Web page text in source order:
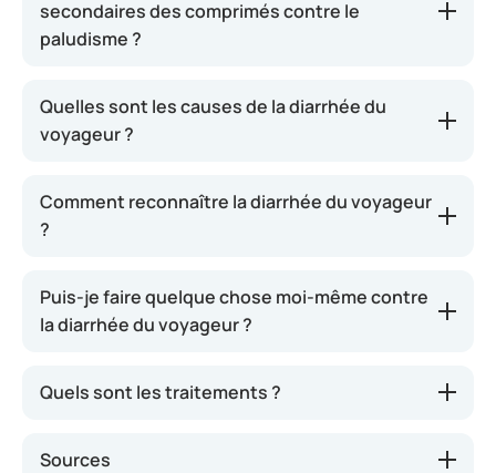
secondaires des comprimés contre le
paludisme ?
Quelles sont les causes de la diarrhée du
voyageur ?
Comment reconnaître la diarrhée du voyageur
?
Puis-je faire quelque chose moi-même contre
la diarrhée du voyageur ?
Quels sont les traitements ?
Sources